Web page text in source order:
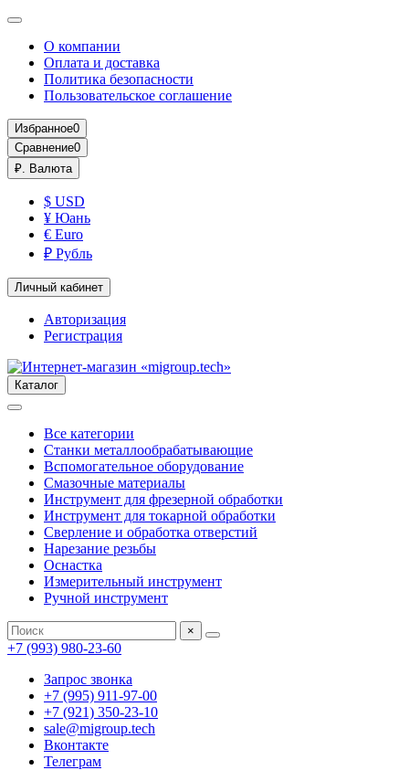
О компании
Оплата и доставка
Политика безопасности
Пользовательское соглашение
Избранное0
Сравнение0
₽. Валюта
$ USD
¥ Юань
€ Euro
₽ Рубль
Личный кабинет
Авторизация
Регистрация
Каталог
Все категории
Станки металлообрабатывающие
Вспомогательное оборудование
Смазочные материалы
Инструмент для фрезерной обработки
Инструмент для токарной обработки
Сверление и обработка отверстий
Нарезание резьбы
Оснастка
Измерительный инструмент
Ручной инструмент
×
+7 (993) 980-23-60
Запрос звонка
+7 (995) 911-97-00
+7 (921) 350-23-10
sale@migroup.tech
Вконтакте
Телеграм